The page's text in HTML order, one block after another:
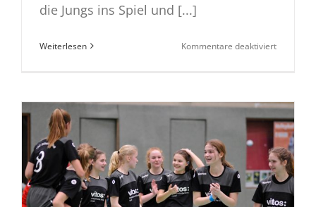
die Jungs ins Spiel und [...]
Weiterlesen Kommentare deaktiviertfür
HSG
Ahnatal/
40:27
(20:12)